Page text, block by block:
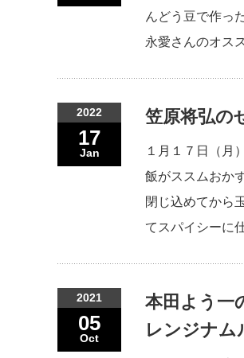
んどう豆で作っ
永愛さんのオス
2022
17
Jan
笠原将弘の
１月１７日（月
飯がススムおか
閉じ込めてから
てスパイシーに
2021
05
Oct
本田よう一
レンジナム